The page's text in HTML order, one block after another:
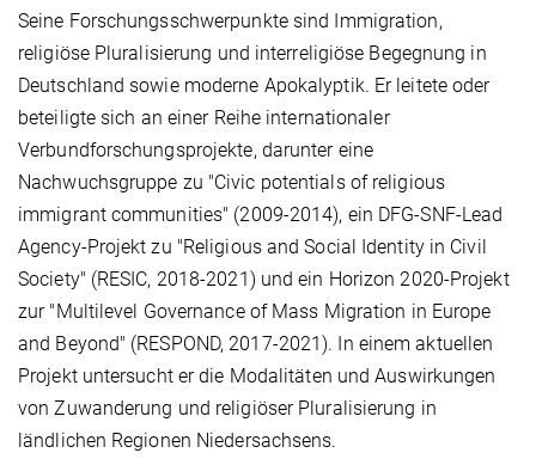
Seine Forschungsschwerpunkte sind Immigration,
religiöse Pluralisierung und interreligiöse Begegnung in
Deutschland sowie moderne Apokalyptik. Er leitete oder
beteiligte sich an einer Reihe internationaler
Verbundforschungsprojekte, darunter eine
Nachwuchsgruppe zu "Civic potentials of religious
immigrant communities" (2009-2014), ein DFG-SNF-Lead
Agency-Projekt zu "Religious and Social Identity in Civil
Society" (RESIC, 2018-2021) und ein Horizon 2020-Projekt
zur "Multilevel Governance of Mass Migration in Europe
and Beyond" (RESPOND, 2017-2021). In einem aktuellen
Projekt untersucht er die Modalitäten und Auswirkungen
von Zuwanderung und religiöser Pluralisierung in
ländlichen Regionen Niedersachsens.